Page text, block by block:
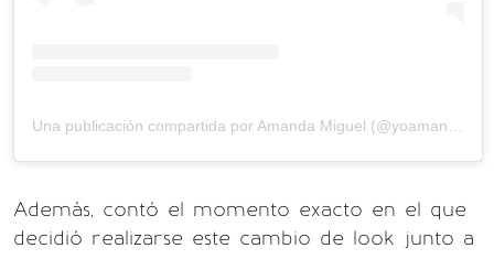
Además, contó el momento exacto en el que
decidió realizarse este cambio de look junto a